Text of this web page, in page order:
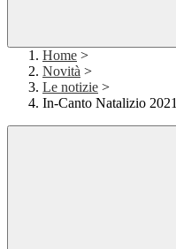
Home >
Novità >
Le notizie >
In-Canto Natalizio 2021